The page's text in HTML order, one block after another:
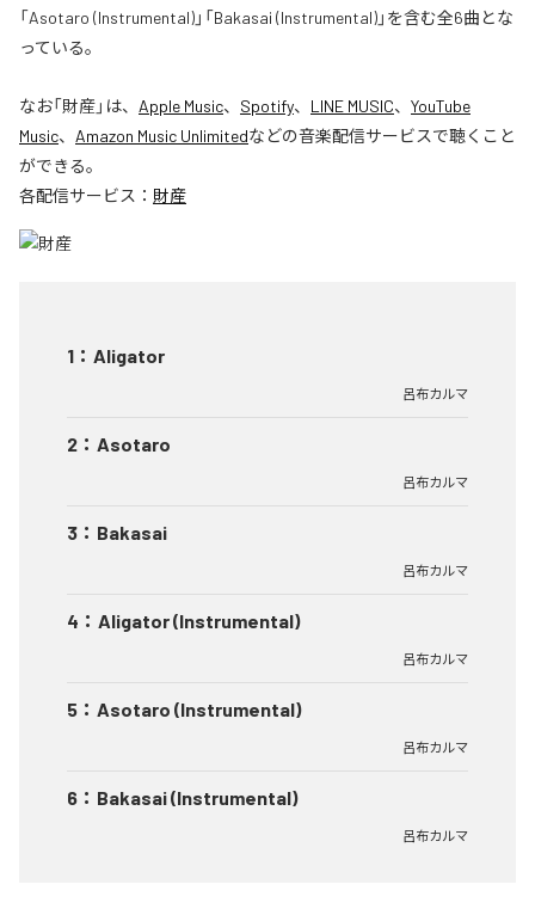
「Asotaro (Instrumental)」「Bakasai (Instrumental)」を含む全6曲とな
っている。
なお「財産」は、 Apple Music、 Spotify、 LINE MUSIC、 YouTube
Music、 Amazon Music Unlimitedなどの音楽配信サービスで聴くこと
ができる。
各配信サービス： 財産
1 ： Aligator
呂布カルマ
2 ： Asotaro
呂布カルマ
3 ： Bakasai
呂布カルマ
4 ： Aligator (Instrumental)
呂布カルマ
5 ： Asotaro (Instrumental)
呂布カルマ
6 ： Bakasai (Instrumental)
呂布カルマ